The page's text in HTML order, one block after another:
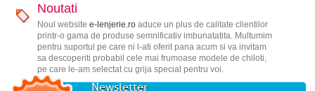
Noutati
Noul website e-lenjerie.roaduce un plus de calitate clientilor
printr-o gama de produse semnificativ imbunatatita. Multumim
pentru suportul pe care ni l-ati oferit pana acum si va invitam
sa descoperiti probabil cele mai frumoase modele de chiloti,
pe care le-am selectat cu grija special pentru voi.
Newsletter